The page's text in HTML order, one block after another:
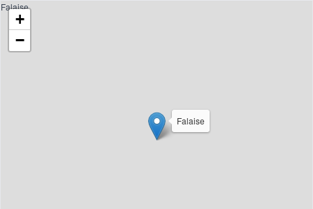
Falaise
+
−
Falaise